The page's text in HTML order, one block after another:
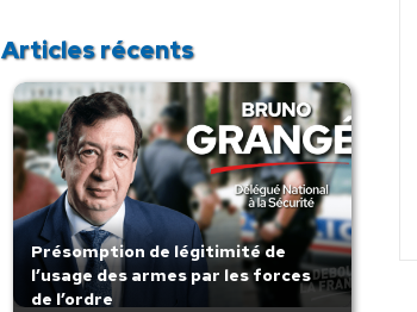
Articles récents
Présomption de légitimité de
l’usage des armes par les forces
de l’ordre